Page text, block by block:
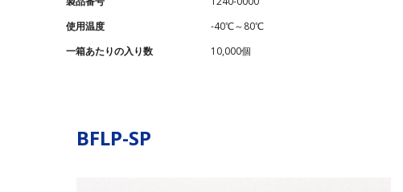
使⽤温度
-40℃～80℃
⼀箱あたりの⼊り数
10,000個
BFLP-SP